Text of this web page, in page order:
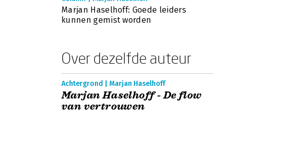
Marjan Haselhoff: Goede leiders
kunnen gemist worden
Over dezelfde auteur
Achtergrond | Marjan Haselhoff
Marjan Haselhoff - De flow
van vertrouwen